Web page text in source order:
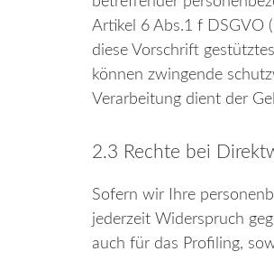
Artikel 6 Abs.1 f DSGVO
diese Vorschrift
können zwingende
Verarbeitung dient der
2.3 Rechte bei
Sofern wir Ihre
jederzeit Widerspruch
auch für das Profiling,